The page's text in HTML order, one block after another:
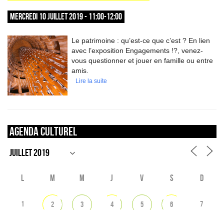
MERCREDI 10 JUILLET 2019 - 11:00-12:00
Le patrimoine : qu’est-ce que c’est ? En lien
avec l’exposition Engagements !?, venez-
vous questionner et jouer en famille ou entre
amis.
Lire la suite
Agenda culturel
L M M J V S D
1 2 3 4 5 6 7